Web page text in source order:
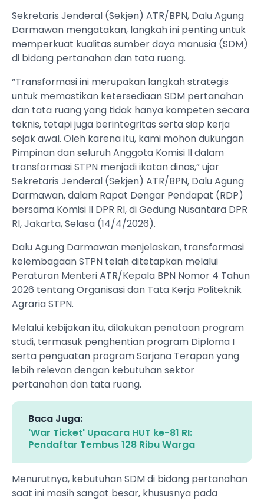
Sekretaris Jenderal (Sekjen) ATR/BPN, Dalu Agung
Darmawan mengatakan, langkah ini penting untuk
memperkuat kualitas sumber daya manusia (SDM)
di bidang pertanahan dan tata ruang.
“Transformasi ini merupakan langkah strategis
untuk memastikan ketersediaan SDM pertanahan
dan tata ruang yang tidak hanya kompeten secara
teknis, tetapi juga berintegritas serta siap kerja
sejak awal. Oleh karena itu, kami mohon dukungan
Pimpinan dan seluruh Anggota Komisi II dalam
transformasi STPN menjadi ikatan dinas,” ujar
Sekretaris Jenderal (Sekjen) ATR/BPN, Dalu Agung
Darmawan, dalam Rapat Dengar Pendapat (RDP)
bersama Komisi II DPR RI, di Gedung Nusantara DPR
RI, Jakarta, Selasa (14/4/2026).
Dalu Agung Darmawan menjelaskan, transformasi
kelembagaan STPN telah ditetapkan melalui
Peraturan Menteri ATR/Kepala BPN Nomor 4 Tahun
2026 tentang Organisasi dan Tata Kerja Politeknik
Agraria STPN.
Melalui kebijakan itu, dilakukan penataan program
studi, termasuk penghentian program Diploma I
serta penguatan program Sarjana Terapan yang
lebih relevan dengan kebutuhan sektor
pertanahan dan tata ruang.
Baca Juga:
'War Ticket' Upacara HUT ke-81 RI:
Pendaftar Tembus 128 Ribu Warga
Menurutnya, kebutuhan SDM di bidang pertanahan
saat ini masih sangat besar, khususnya pada